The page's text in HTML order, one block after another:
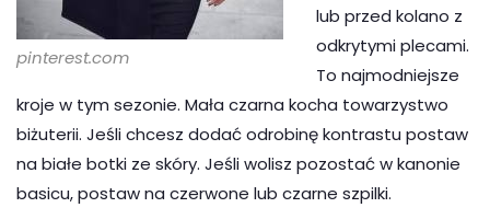
pinterest.com
lub przed kolano z
odkrytymi plecami.
To najmodniejsze
kroje w tym sezonie. Mała czarna kocha towarzystwo
biżuterii. Jeśli chcesz dodać odrobinę kontrastu postaw
na białe botki ze skóry. Jeśli wolisz pozostać w kanonie
basicu, postaw na czerwone lub czarne szpilki.